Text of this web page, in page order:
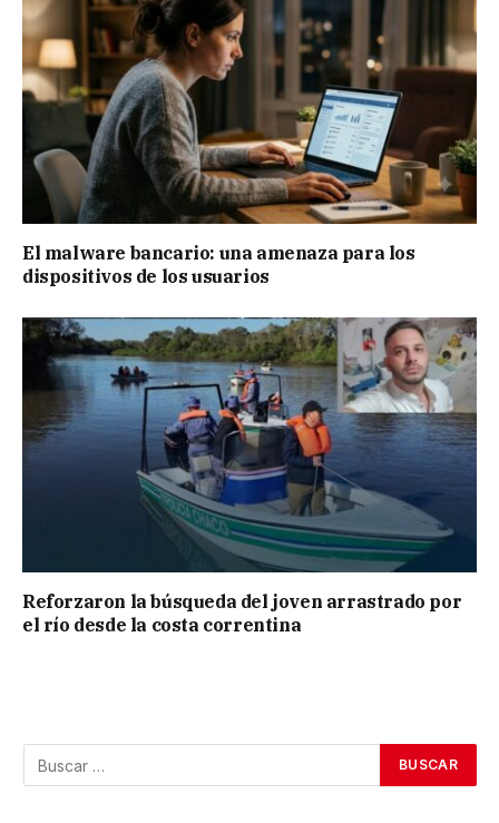
El malware bancario: una amenaza para los
dispositivos de los usuarios
Reforzaron la búsqueda del joven arrastrado por
el río desde la costa correntina